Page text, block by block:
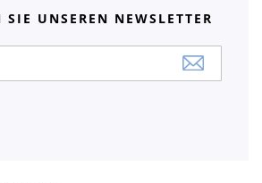
UNSEREN NEWSLETTER